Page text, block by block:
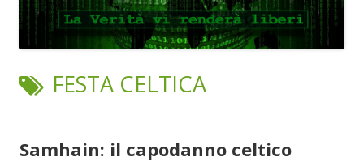
TAG:
FESTA CELTICA
Samhain: il capodanno celtico